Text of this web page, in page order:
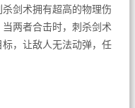
剑术拥有超高的物理伤
两者合击时，刺杀剑术
，让敌人无法动弹，任